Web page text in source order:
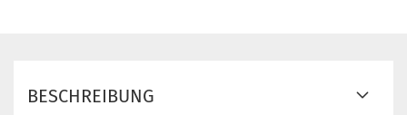
BESCHREIBUNG